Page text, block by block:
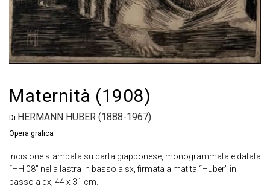
Maternità (1908)
Di HERMANN HUBER (1888-1967)
Opera grafica
Incisione stampata su carta giapponese, monogrammata e datata
“HH 08” nella lastra in basso a sx, firmata a matita “Huber” in
basso a dx, 44 x 31 cm.